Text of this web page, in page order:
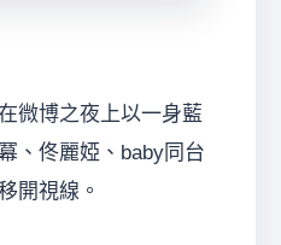
微博之夜上以一身藍
、佟麗婭、baby同台
開視線。